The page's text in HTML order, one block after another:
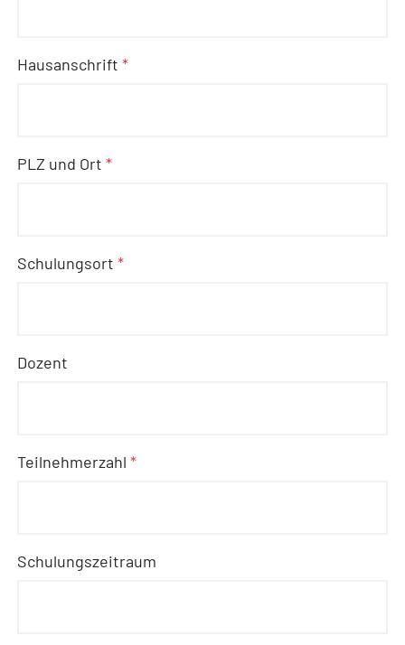
Hausanschrift*
PLZ und Ort*
Schulungsort*
Dozent
Teilnehmerzahl*
Schulungszeitraum